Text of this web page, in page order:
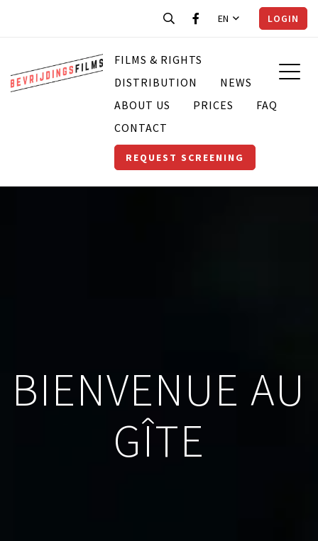
EN LOGIN
FILMS & RIGHTS
DISTRIBUTION
NEWS
ABOUT US
PRICES
FAQ
CONTACT
REQUEST SCREENING
BIENVENUE AU
GÎTE